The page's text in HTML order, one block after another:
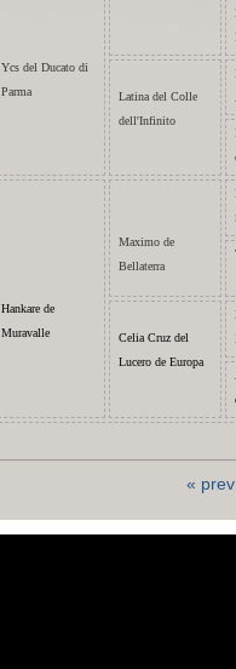
Ycs del Ducato di
Parma
Latina del Colle
dell'Infinito
Hankare de
Muravalle
Maximo de
Bellaterra
Celia Cruz del
Lucero de Europa
« prev